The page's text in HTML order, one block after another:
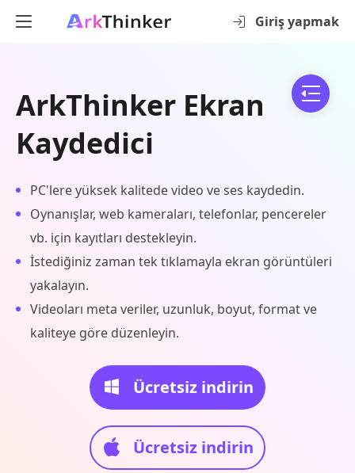
Giriş yapmak
ArkThinker Ekran
Kaydedici
PC'lere yüksek kalitede video ve ses kaydedin.
Oynanışlar, web kameraları, telefonlar, pencereler
vb. için kayıtları destekleyin.
İstediğiniz zaman tek tıklamayla ekran görüntüleri
yakalayın.
Videoları meta veriler, uzunluk, boyut, format ve
kaliteye göre düzenleyin.
Ücretsiz indirin
Ücretsiz indirin